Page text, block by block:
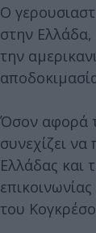
Ο
στην
την
Όσον αφορά
συνεχίζει
Ελλάδας και
του